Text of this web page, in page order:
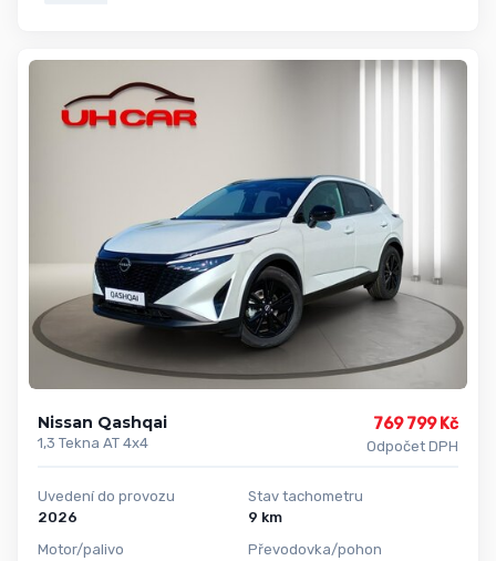
Nissan Qashqai
1,3 Tekna AT 4x4
769 799 Kč
Odpočet DPH
Uvedení do provozu
2026
Motor/palivo
Stav tachometru
9 km
Převodovka/pohon